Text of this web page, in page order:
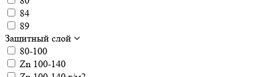
84
89
Защитный слой
80-100
Zn 100-140